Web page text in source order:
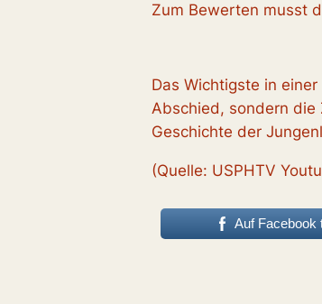
Zum Bewerten musst
Das Wichtigste in
Abschied, sondern
Geschichte der
(Quelle: USPHTV
Auf Facebook